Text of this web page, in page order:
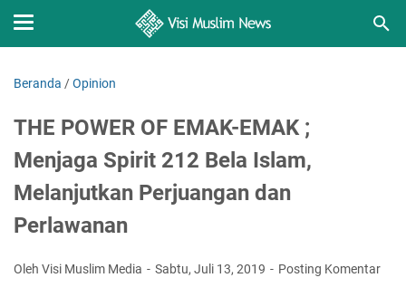
Beranda /Opinion
THE POWER OF EMAK-EMAK ;
Menjaga Spirit 212 Bela Islam,
Melanjutkan Perjuangan dan
Perlawanan
Oleh Visi Muslim Media Sabtu, Juli 13, 2019 Posting Komentar